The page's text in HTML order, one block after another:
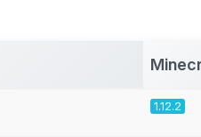
1.12.2